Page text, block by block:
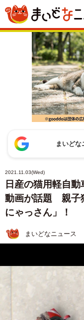
まいど
2021.11.03(Wed)
日産の猫用軽自
動画が話題 親子
にゃっさん」！
まいどなニュース